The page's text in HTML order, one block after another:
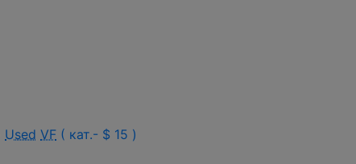
Used VF ( кат.- $ 15 )